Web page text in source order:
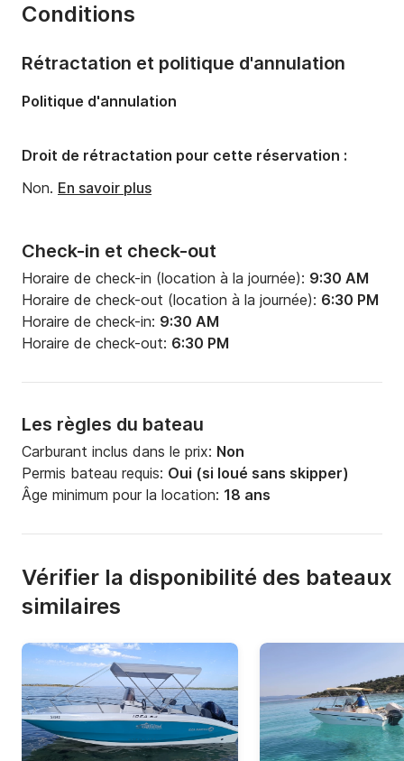
Capacité à bord:
Conditions
Check-in et check-out
Horaire de check-in (location à la journée): 9:30 AM
Horaire de check-out (location à la journée): 6:30 PM
Horaire de check-in: 9:30 AM
Horaire de check-out: 6:30 PM
Les règles du bateau
Carburant inclus dans le prix: Non
Permis bateau requis: Oui (si loué sans skipper)
Âge minimum pour la location: 18 ans
Rétractation et politique d'annulation
Politique d'annulation
Droit de rétractation pour cette réservation :
Non. En savoir plus
Vérifier la disponibilité des bateaux
similaires